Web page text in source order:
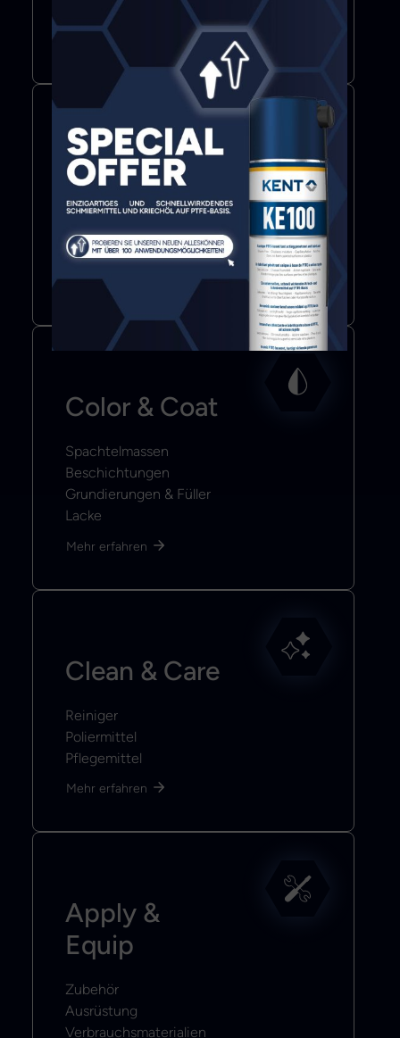
Schmiermittel
Mehr erfahren
Bond & Seal
Klebstoffe
Dichtmittel
Klebebänder
Mehr erfahren
Color & Coat
Spachtelmassen
Beschichtungen
Grundierungen & Füller
Lacke
Mehr erfahren
Clean & Care
Reiniger
Poliermittel
Pflegemittel
Mehr erfahren
Apply &
Equip
Zubehör
Ausrüstung
Verbrauchsmaterialien